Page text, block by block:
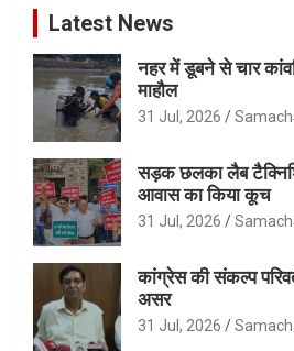
Latest News
नहर में डूबने से चार
माहौल
31 Jul, 2026
सड़क छलका लैब
आवास का किया कूच
31 Jul, 2026
कांग्रेस की संकल्प
असर
31 Jul, 2026